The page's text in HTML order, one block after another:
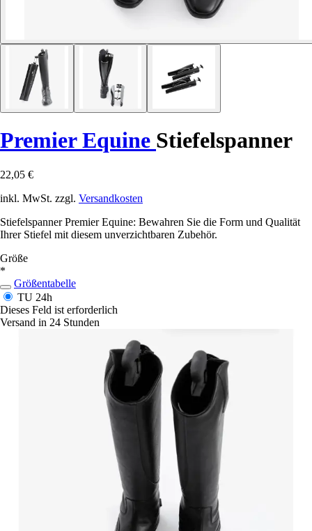
Premier Equine Stiefelspanner
22,05 €
inkl. MwSt. zzgl. Versandkosten
Stiefelspanner Premier Equine: Bewahren Sie die Form und Qualität
Ihrer Stiefel mit diesem unverzichtbaren Zubehör.
Größe
*
Größentabelle
TU 24h
Dieses Feld ist erforderlich
Versand in 24 Stunden